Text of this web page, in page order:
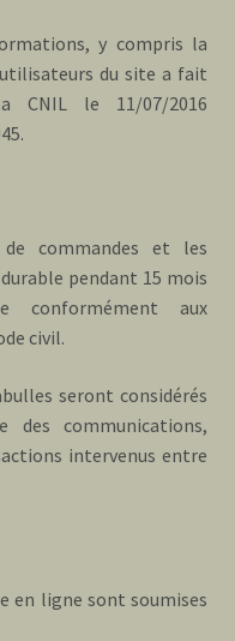
y compris la
du site a fait
CNIL le 11/07/2016
commandes et les
pendant 15 mois
conformément aux
civil.
seront considérés
des communications,
intervenus entre
en ligne sont soumises